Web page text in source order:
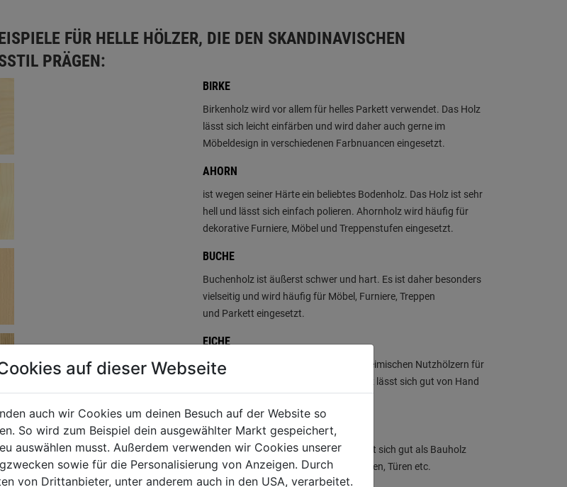
FÜR HELLE HÖLZER, DIE DEN SKANDINAVISCHEN
PRÄGEN:
BIRKE
Birkenholz wird vor allem für helles Parkett verwendet. Das Holz
lässt sich leicht einfärben und wird daher auch gerne im
Möbeldesign in verschiedenen Farbnuancen eingesetzt.
AHORN
ist wegen seiner Härte ein beliebtes Bodenholz. Das Holz ist sehr
hell und lässt sich einfach polieren. Ahornholz wird häufig für
dekorative Furniere, Möbel und Treppenstufen eingesetzt.
BUCHE
Buchenholz ist äußerst schwer und hart. Es ist daher besonders
vielseitig und wird häufig für Möbel, Furniere, Treppen
und Parkett eingesetzt.
EICHE
Eichenholz zählt zu den wertvollsten heimischen Nutzhölzern für
den Möbel- und Innenausbau. Das Holz lässt sich gut von Hand
KIEFER
Das sehr harzige und fettige Holz eignet sich gut als Bauholz
und findet für Tischlerarbeiten, Fußböden, Türen etc.
Verwendung.
auf dieser Webseite
auch wir Cookies um deinen Besuch auf der Website so
So wird zum Beispiel dein ausgewählter Markt gespeichert,
auswählen musst. Außerdem verwenden wir Cookies unserer
sowie für die Personalisierung von Anzeigen. Durch
von Drittanbieter, unter anderem auch in den USA, verarbeitet.